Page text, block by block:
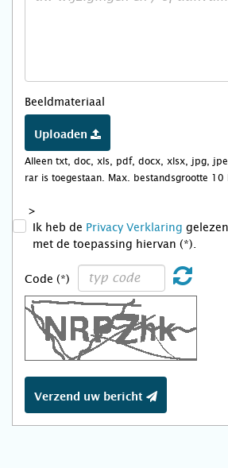
Beeldmateriaal
Uploaden
Alleen txt, doc, xls, pdf, docx, xlsx, jpg,
rar is toegestaan. Max. bestandsgrootte 10
>
Ik heb de Privacy Verklaring
met de toepassing hiervan (*).
Code (*)
Verzend uw bericht